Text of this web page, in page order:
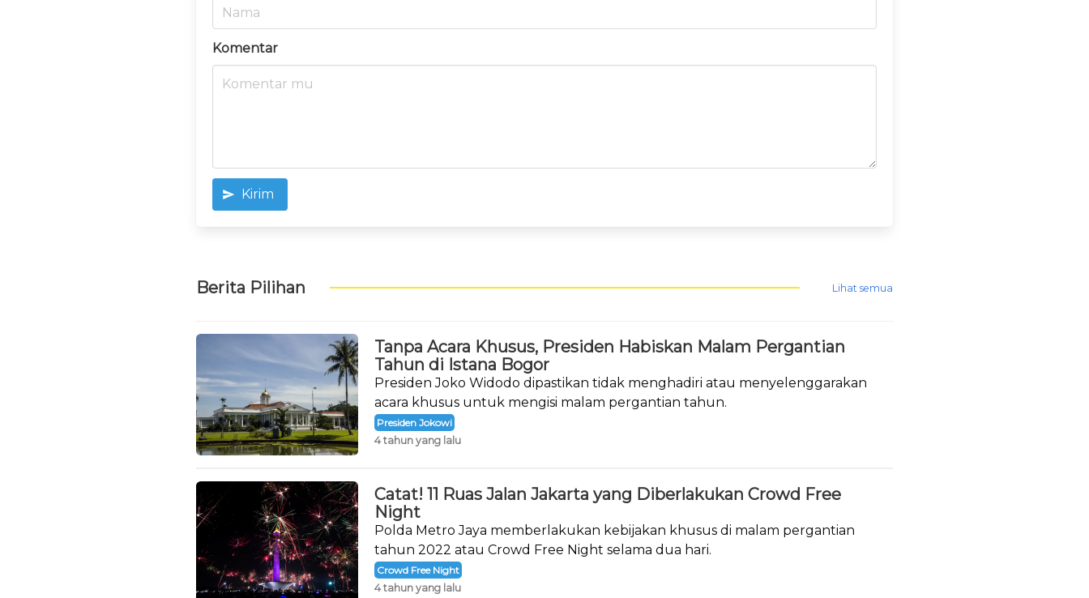
Komentar
Kirim
Berita Pilihan Lihat semua
Tanpa Acara Khusus, Presiden Habiskan Malam Pergantian
Tahun di Istana Bogor
Presiden Joko Widodo dipastikan tidak menghadiri atau menyelenggarakan
acara khusus untuk mengisi malam pergantian tahun.
Presiden Jokowi
4 tahun yang lalu
Catat! 11 Ruas Jalan Jakarta yang Diberlakukan Crowd Free
Night
Polda Metro Jaya memberlakukan kebijakan khusus di malam pergantian
tahun 2022 atau Crowd Free Night selama dua hari.
Crowd Free Night
4 tahun yang lalu